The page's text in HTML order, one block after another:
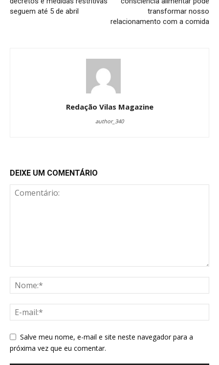
seguem até 5 de abril
transformar nosso
relacionamento com a comida
Redação Vilas Magazine
author_340
DEIXE UM COMENTÁRIO
Salve meu nome, e-mail e site neste navegador para a
próxima vez que eu comentar.